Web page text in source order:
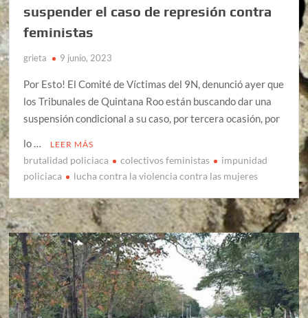
suspender el caso de represión contra
feministas
grieta 9 junio, 2023
Por Esto! El Comité de Víctimas del 9N, denunció ayer que
los Tribunales de Quintana Roo están buscando dar una
suspensión condicional a su caso, por tercera ocasión, por
lo …
LEER MÁS
brutalidad policiaca colectivos feministas
impunidad
policiaca
lucha contra la violencia contra las mujeres